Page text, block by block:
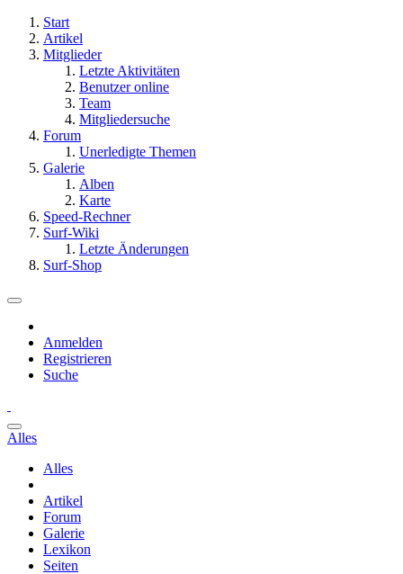
Start
Artikel
Mitglieder
Letzte Aktivitäten
Benutzer online
Team
Mitgliedersuche
Forum
Unerledigte Themen
Galerie
Alben
Karte
Speed-Rechner
Surf-Wiki
Letzte Änderungen
Surf-Shop
Anmelden
Registrieren
Suche
Alles
Alles
Artikel
Forum
Galerie
Lexikon
Seiten